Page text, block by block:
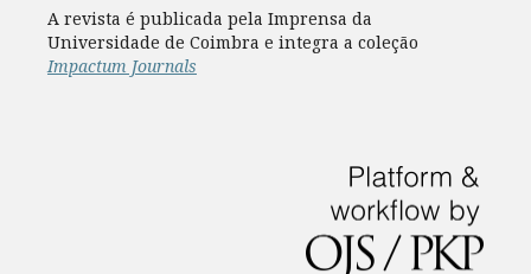
A revista é publicada pela Imprensa da
Universidade de Coimbra e integra a coleção
Impactum Journals